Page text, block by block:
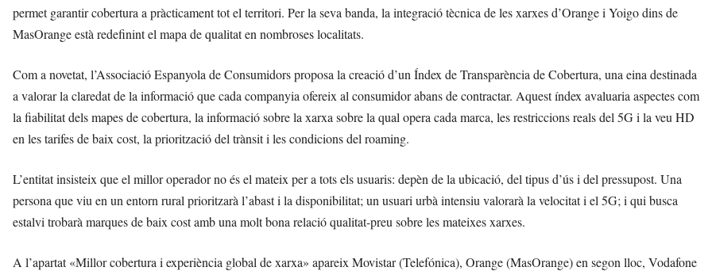
permet garantir cobertura a pràcticament tot el territori. Per la seva banda, la integració tècnica de les xarxes d’Orange i Yoigo dins de
MasOrange està redefinint el mapa de qualitat en nombroses localitats.
Com a novetat, l’Associació Espanyola de Consumidors proposa la creació d’un Índex de Transparència de Cobertura, una eina destinada
a valorar la claredat de la informació que cada companyia ofereix al consumidor abans de contractar. Aquest índex avaluaria aspectes com
la fiabilitat dels mapes de cobertura, la informació sobre la xarxa sobre la qual opera cada marca, les restriccions reals del 5G i la veu HD
en les tarifes de baix cost, la priorització del trànsit i les condicions del roaming.
L’entitat insisteix que el millor operador no és el mateix per a tots els usuaris: depèn de la ubicació, del tipus d’ús i del pressupost. Una
persona que viu en un entorn rural prioritzarà l’abast i la disponibilitat; un usuari urbà intensiu valorarà la velocitat i el 5G; i qui busca
estalvi trobarà marques de baix cost amb una molt bona relació qualitat-preu sobre les mateixes xarxes.
A l’apartat «Millor cobertura i experiència global de xarxa» apareix Movistar (Telefónica), Orange (MasOrange) en segon lloc, Vodafone